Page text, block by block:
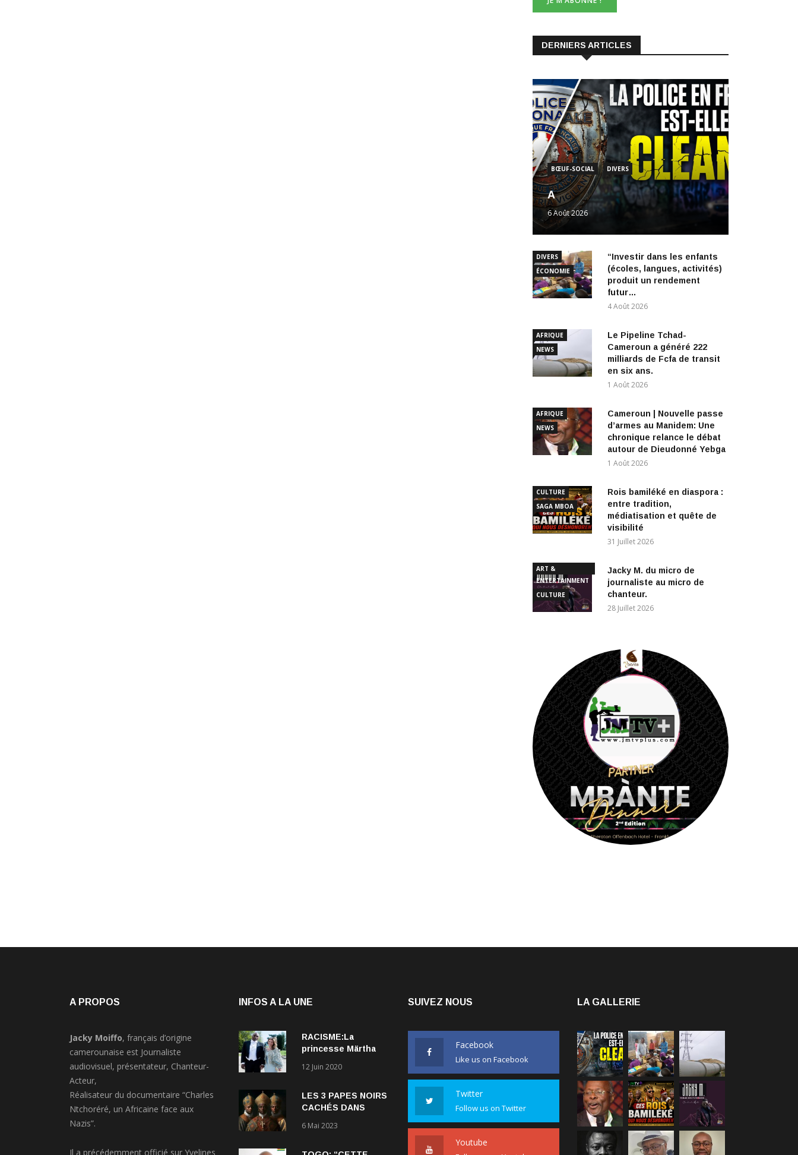
DERNIERS ARTICLES
BŒUF-SOCIAL DIVERS
A
6 Août 2026
DIVERS
ÉCONOMIE
“Investir dans les enfants
(écoles, langues, activités)
produit un rendement
futur…
4 Août 2026
AFRIQUE
NEWS
Le Pipeline Tchad-
Cameroun a généré 222
milliards de Fcfa de transit
en six ans.
1 Août 2026
AFRIQUE
NEWS
Cameroun | Nouvelle passe
d’armes au Manidem: Une
chronique relance le débat
autour de Dieudonné Yebga
1 Août 2026
CULTURE
SAGA MBOA
Rois bamiléké en diaspora :
entre tradition,
médiatisation et quête de
visibilité
31 Juillet 2026
ART &
ENTERTAINMENT
CULTURE
Jacky M. du micro de
journaliste au micro de
chanteur.
28 Juillet 2026
A PROPOS
Jacky Moiffo, français d’origine
camerounaise est Journaliste
audiovisuel, présentateur, Chanteur-
Acteur,
Réalisateur du documentaire “Charles
Ntchoréré, un Africaine face aux
Nazis”.
Il a précédemment officié sur Yvelines
INFOS A LA UNE
RACISME:La
princesse Märtha
explique comment le
avec l’Américain
Durek Verrett lui a
12 Juin 2020
LES 3 PAPES NOIRS
CACHÉS DANS
L’ÉGLISE
6 Mai 2023
SUIVEZ NOUS
Facebook
Like us on Facebook
Twitter
Follow us on Twitter
Youtube
LA GALLERIE